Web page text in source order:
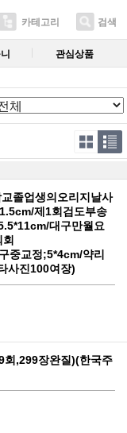
카테고리 검색
관심상품
졸업생의오리지날사
제1회검도부송
대구만월요
중교정;5*4cm/약리
사진100여장)
회,299장완질)(한국주